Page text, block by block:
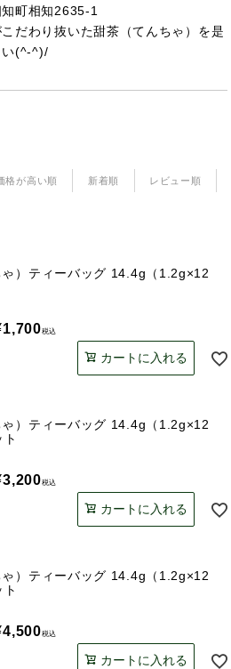
町相知2635-1
だわり抜いた甜茶（てんちゃ）を是
い(^-^)/
格が高い順 新着順 レビュー順
）ティーバッグ 14.4g（1.2g×12
1,700税込
カートに入れる
）ティーバッグ 14.4g（1.2g×12
3,200税込
カートに入れる
）ティーバッグ 14.4g（1.2g×12
4,500税込
カートに入れる